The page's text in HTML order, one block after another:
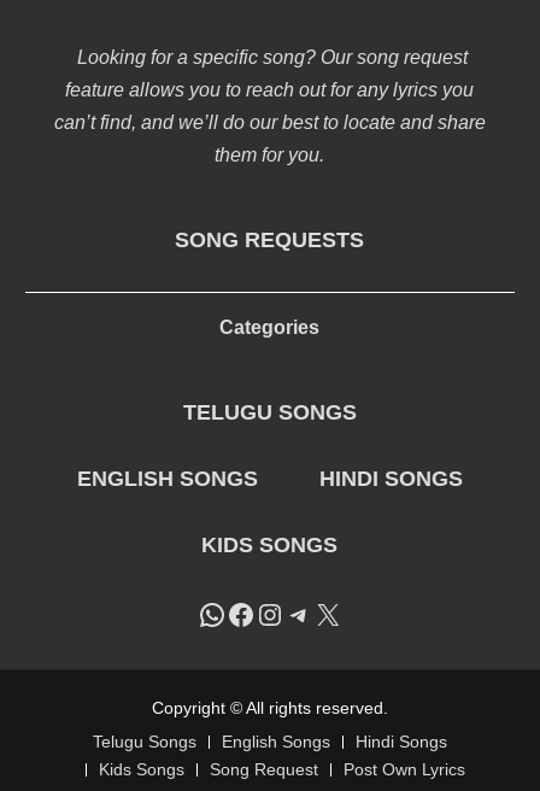
Looking for a specific song? Our song request
feature allows you to reach out for any lyrics you
can’t find, and we’ll do our best to locate and share
them for you.
SONG REQUESTS
Categories
TELUGU SONGS
ENGLISH SONGS HINDI SONGS
KIDS SONGS
WhatsApp
Facebook
Instagram
Telegram
X
Copyright © All rights reserved.
Telugu Songs
English Songs
Hindi Songs
Kids Songs
Song Request
Post Own Lyrics